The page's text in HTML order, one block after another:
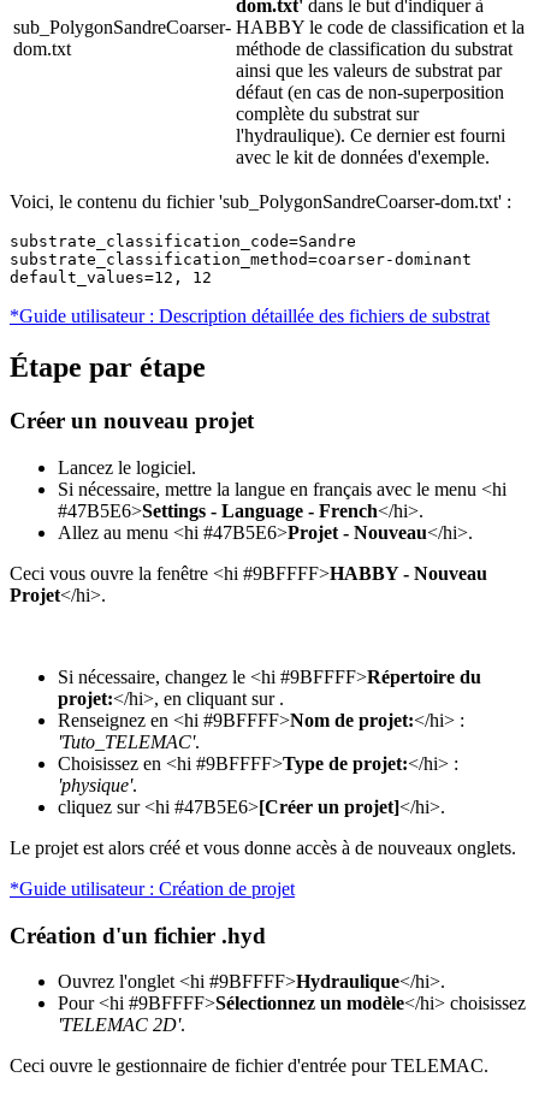
sub_PolygonSandreCoarser-
dom.txt
dom.txt' dans le but d'indiquer à
HABBY le code de classification et la
méthode de classification du substrat
ainsi que les valeurs de substrat par
défaut (en cas de non-superposition
complète du substrat sur
l'hydraulique). Ce dernier est fourni
avec le kit de données d'exemple.
Voici, le contenu du fichier 'sub_PolygonSandreCoarser-dom.txt' :
substrate_classification_code=Sandre
substrate_classification_method=coarser-dominant
default_values=12, 12
*Guide utilisateur : Description détaillée des fichiers de substrat
Étape par étape
Créer un nouveau projet
Lancez le logiciel.
Si nécessaire, mettre la langue en français avec le menu <hi
#47B5E6>Settings - Language - French</hi>.
Allez au menu <hi #47B5E6>Projet - Nouveau</hi>.
Ceci vous ouvre la fenêtre <hi #9BFFFF>HABBY - Nouveau
Projet</hi>.
Si nécessaire, changez le <hi #9BFFFF>Répertoire du
projet:</hi>, en cliquant sur .
Renseignez en <hi #9BFFFF>Nom de projet:</hi> :
'Tuto_TELEMAC'.
Choisissez en <hi #9BFFFF>Type de projet:</hi> :
'physique'.
cliquez sur <hi #47B5E6>[Créer un projet]</hi>.
Le projet est alors créé et vous donne accès à de nouveaux onglets.
*Guide utilisateur : Création de projet
Création d'un fichier .hyd
Ouvrez l'onglet <hi #9BFFFF>Hydraulique</hi>.
Pour <hi #9BFFFF>Sélectionnez un modèle</hi> choisissez
'TELEMAC 2D'.
Ceci ouvre le gestionnaire de fichier d'entrée pour TELEMAC.